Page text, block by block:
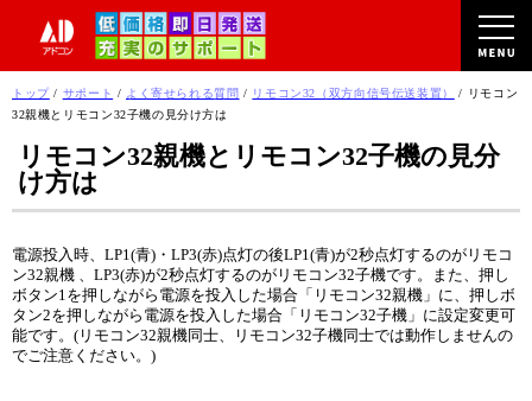
このページの本文へ
現
在
位
置：
トップ/ サポート / よく寄せられる質問 / リモコン32（双方向信号伝送装置） /
リモコン
32親機とリモコン32子機の見分け方は
リモコン32親機とリモコン32子機の見分
け方は
電源投入時、LP1(青)・LP3(赤)点灯の後LP1(青)が2秒点灯するのがリモコ
ン32親機 、LP3(赤)が2秒点灯するのがリモコン32子機です。また、押し
ボタン1を押しながら電源を投入した場合「リモコン32親機」に、押しボ
タン2を押しながら電源を投入した場合「リモコン32子機」に設定変更可
能です。(リモコン32親機同士、リモコン32子機同士では動作しませんの
でご注意ください。)